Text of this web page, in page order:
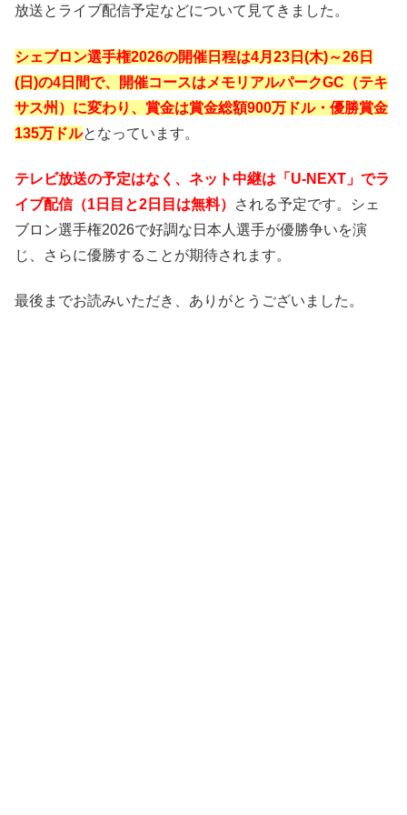
放送とライブ配信予定などについて見てきました。
シェブロン選手権2026の開催日程は4月23日(木)～26日
(日)の4日間で、開催コースはメモリアルパークGC（テキ
サス州）に変わり、賞金は賞金総額900万ドル・優勝賞金
135万ドルとなっています。
テレビ放送の予定はなく、ネット中継は「U-NEXT」でラ
イブ配信（1日目と2日目は無料）
される予定です。シェ
ブロン選手権2026で好調な日本人選手が優勝争いを演
じ、さらに優勝することが期待されます。
最後までお読みいただき、ありがとうございました。